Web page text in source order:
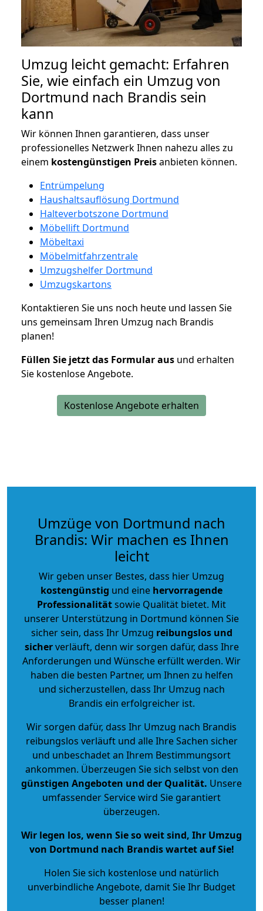
Umzug leicht gemacht: Erfahren
Sie, wie einfach ein Umzug von
Dortmund nach Brandis sein
kann
Wir können Ihnen garantieren, dass unser
professionelles Netzwerk Ihnen nahezu alles zu
einem kostengünstigen Preisanbieten können.
Entrümpelung
Haushaltsauflösung Dortmund
Halteverbotszone Dortmund
Möbellift Dortmund
Möbeltaxi
Möbelmitfahrzentrale
Umzugshelfer Dortmund
Umzugskartons
Kontaktieren Sie uns noch heute und lassen Sie
uns gemeinsam Ihren Umzug nach Brandis
planen!
Füllen Sie jetzt das Formular aus und erhalten
Sie kostenlose Angebote.
Kostenlose Angebote erhalten
Umzüge von Dortmund nach
Brandis: Wir machen es Ihnen
leicht
Wir geben unser Bestes, dass hier Umzug
kostengünstig und eine hervorragende
Professionalitätsowie Qualität bietet. Mit
unserer Unterstützung in Dortmund können Sie
sicher sein, dass Ihr Umzug reibungslos und
sicherverläuft, denn wir sorgen dafür, dass Ihre
Anforderungen und Wünsche erfüllt werden. Wir
haben die besten Partner, um Ihnen zu helfen
und sicherzustellen, dass Ihr Umzug nach
Brandis ein erfolgreicher ist.
Wir sorgen dafür, dass Ihr Umzug nach Brandis
reibungslos verläuft und alle Ihre Sachen sicher
und unbeschadet an Ihrem Bestimmungsort
ankommen. Überzeugen Sie sich selbst von den
günstigen Angeboten und der Qualität. Unsere
umfassender Service wird Sie garantiert
überzeugen.
Wir legen los, wenn Sie so weit sind, Ihr Umzug
von Dortmund nach Brandis wartet auf Sie!
Holen Sie sich kostenlose und natürlich
unverbindliche Angebote, damit Sie Ihr Budget
besser planen!